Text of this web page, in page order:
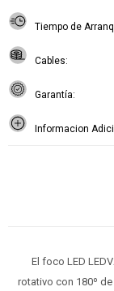
Tiempo de
Cables
Garantía
Informacion
El foco LED
rotativo con 180º